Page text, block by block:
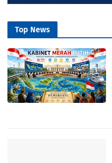
Top News